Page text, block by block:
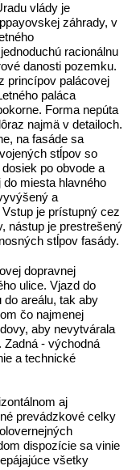
vlády je
záhrady, v
racionálnu
danosti pozemku.
princípov palácovej
paláca
Forma nepúta
najmä v detailoch.
na fasáde sa
stĺpov so
po obvode a
miesta hlavného
a
je prístupný cez
nástup je prestrešený
stĺpov fasády.
dopravnej
ulice. Vjazd do
areálu, tak aby
čo najmenej
aby nevytvárala
Zadná - východná
a technické
aj
prevádzkové celky
dispozície sa vinie
všetky